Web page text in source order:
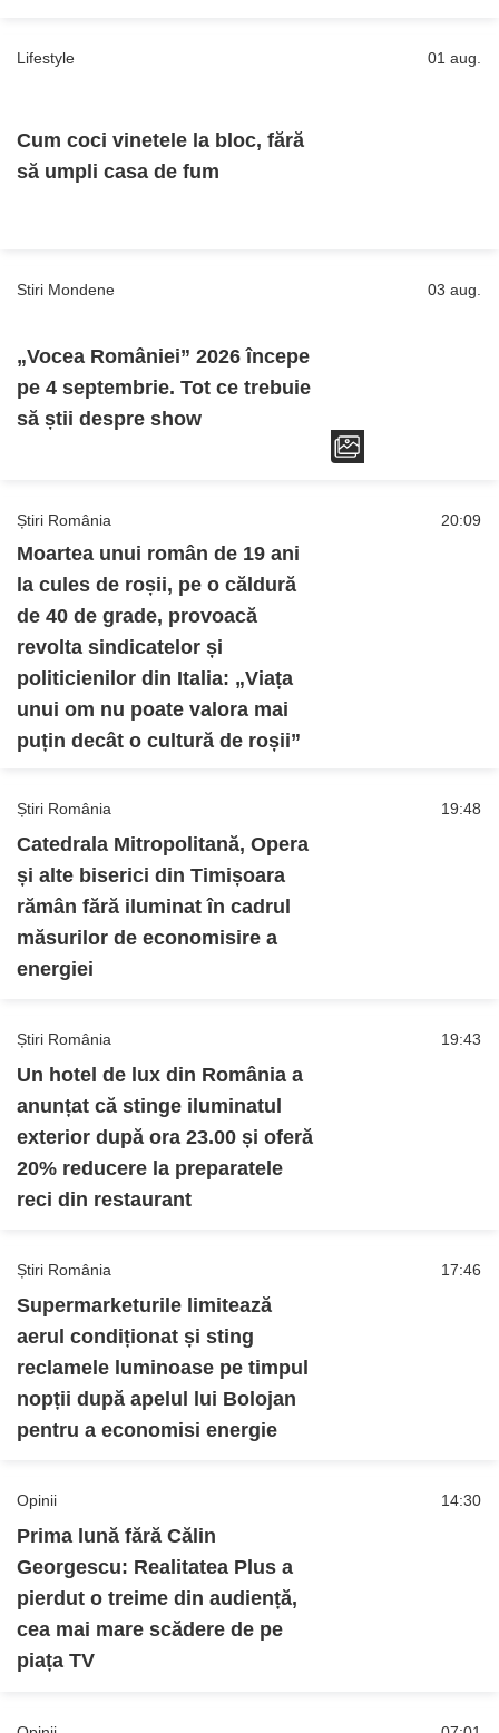
Lifestyle 01 aug.
Cum coci vinetele la bloc, fără
să umpli casa de fum
Stiri Mondene 03 aug.
„Vocea României” 2026 începe
pe 4 septembrie. Tot ce trebuie
să știi despre show
Știri România 20:09
Moartea unui român de 19 ani
la cules de roșii, pe o căldură
de 40 de grade, provoacă
revolta sindicatelor și
politicienilor din Italia: „Viața
unui om nu poate valora mai
puțin decât o cultură de roșii”
Știri România 19:48
Catedrala Mitropolitană, Opera
și alte biserici din Timișoara
rămân fără iluminat în cadrul
măsurilor de economisire a
energiei
Știri România 19:43
Un hotel de lux din România a
anunțat că stinge iluminatul
exterior după ora 23.00 și oferă
20% reducere la preparatele
reci din restaurant
Știri România 17:46
Supermarketurile limitează
aerul condiționat și sting
reclamele luminoase pe timpul
nopții după apelul lui Bolojan
pentru a economisi energie
Opinii 14:30
Prima lună fără Călin
Georgescu: Realitatea Plus a
pierdut o treime din audiență,
cea mai mare scădere de pe
piața TV